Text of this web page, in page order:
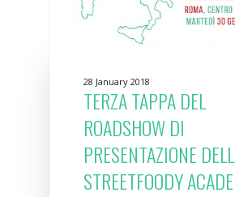
28 January 2018
TERZA TAPPA DEL
ROADSHOW DI
PRESENTAZIONE
STREETFOODY